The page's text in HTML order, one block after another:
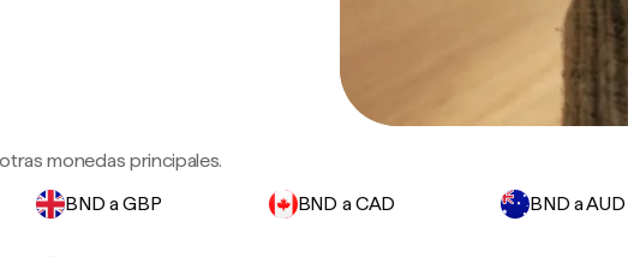
monedas principales.
BND a GBP BND a CAD BND a AUD